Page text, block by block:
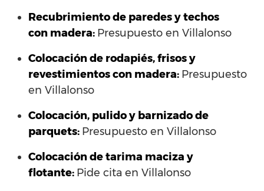
Recubrimiento de paredes y techos
con madera: Presupuesto en Villalonso
Colocación de rodapiés, frisos y
revestimientos con madera: Presupuesto
en Villalonso
Colocación, pulido y barnizado de
parquets: Presupuesto en Villalonso
Colocación de tarima maciza y
flotante: Pide cita en Villalonso